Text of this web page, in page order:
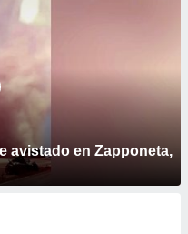
avistado en Zapponeta,